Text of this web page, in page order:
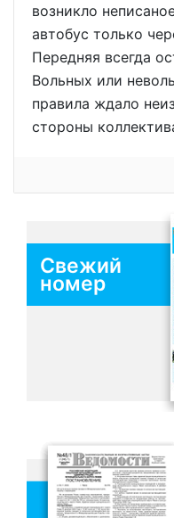
возникло
автобус только
Передняя всегда
Вольных или
правила ждало
стороны
Свежий
номер